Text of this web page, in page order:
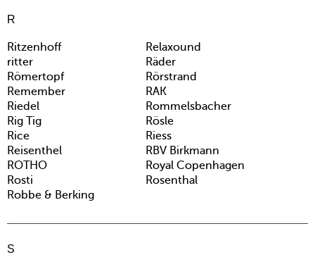
R
Ritzenhoff
Relaxound
ritter
Räder
Römertopf
Rörstrand
Remember
RAK
Riedel
Rommelsbacher
Rig Tig
Rösle
Rice
Riess
Reisenthel
RBV Birkmann
ROTHO
Royal Copenhagen
Rosti
Rosenthal
Robbe & Berking
S